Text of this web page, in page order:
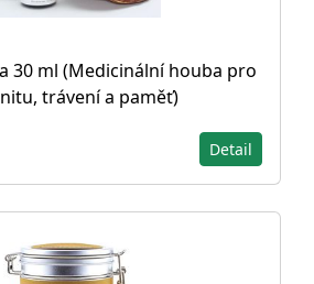
30 ml (Medicinální houba pro
trávení a paměť)
Detail